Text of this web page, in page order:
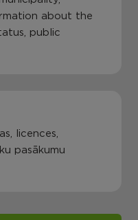
about the
public
licences,
pasākumu